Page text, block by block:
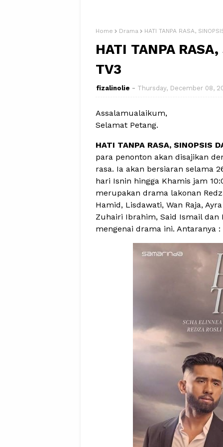
Home Drama HATI TANPA RASA,
HATI TANPA
TV3
fizalinolie Thursday, December 08,
Assalamualaikum,
Selamat Petang.
HATI TANPA RASA, SINOPSIS
para penonton akan disajikan
rasa. Ia akan bersiaran selama
hari Isnin hingga Khamis jam
merupakan drama lakonan
Hamid, Lisdawati, Wan Raja,
Zuhairi Ibrahim, Said Ismail dan
mengenai drama ini. Antaranya :